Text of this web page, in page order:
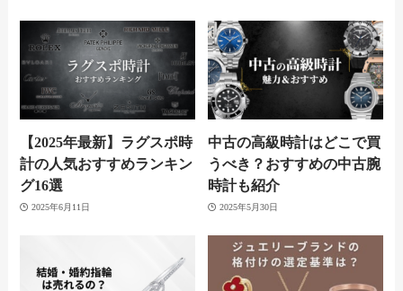
【2025年最新】ラグスポ時
計の人気おすすめランキン
グ16選
2025年6月11日
中古の高級時計はどこで買
うべき？おすすめの中古腕
時計も紹介
2025年5月30日